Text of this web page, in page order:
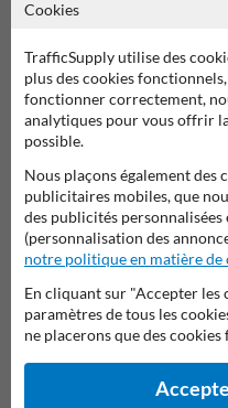
Panneaux réglementaires
Panneaux
Cookies
TrafficSupply utilise des
plus des cookies
fonctionner correctement,
analytiques pour vous offrir
possible.
Nous plaçons également des
publicitaires mobiles, que
des publicités personnalisées
(personnalisation des
notre politique en matière de
En cliquant sur "Accepter les
paramètres de tous les
ne placerons que des